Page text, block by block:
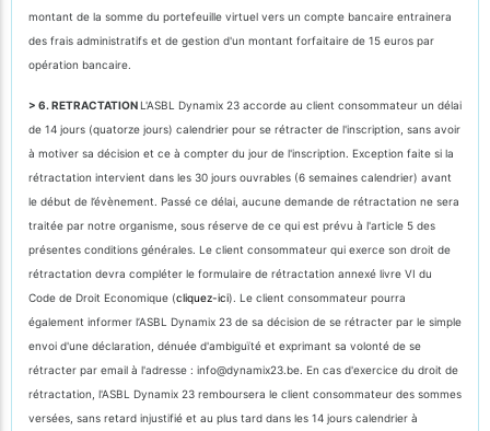
montant de la somme du portefeuille virtuel vers un compte bancaire entrainera
des frais administratifs et de gestion d'un montant forfaitaire de 15 euros par
opération bancaire.
> 6. RETRACTATIONL'ASBL Dynamix 23 accorde au client consommateur un délai
de 14 jours (quatorze jours) calendrier pour se rétracter de l'inscription, sans avoir
à motiver sa décision et ce à compter du jour de l'inscription. Exception faite si la
rétractation intervient dans les 30 jours ouvrables (6 semaines calendrier) avant
le début de l’évènement. Passé ce délai, aucune demande de rétractation ne sera
traitée par notre organisme, sous réserve de ce qui est prévu à l'article 5 des
présentes conditions générales. Le client consommateur qui exerce son droit de
rétractation devra compléter le formulaire de rétractation annexé livre VI du
Code de Droit Economique (cliquez-ici). Le client consommateur pourra
également informer l’ASBL Dynamix 23 de sa décision de se rétracter par le simple
envoi d'une déclaration, dénuée d'ambiguïté et exprimant sa volonté de se
rétracter par email à l'adresse : info@dynamix23.be. En cas d'exercice du droit de
rétractation, l'ASBL Dynamix 23 remboursera le client consommateur des sommes
versées, sans retard injustifié et au plus tard dans les 14 jours calendrier à